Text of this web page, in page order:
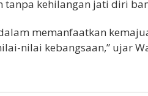
tanpa kehilangan jati diri
memanfaatkan
nilai kebangsaan,” ujar